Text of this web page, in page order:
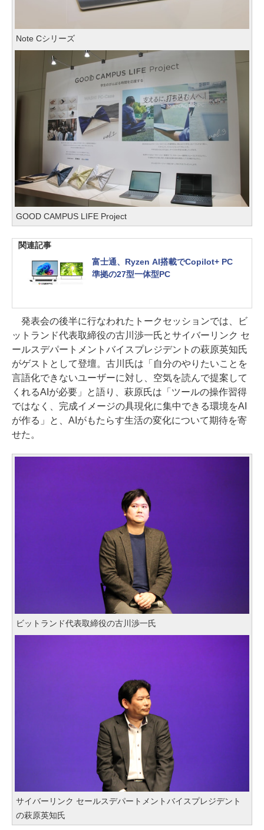
Note Cシリーズ
GOOD CAMPUS LIFE Project
関連記事
富士通、Ryzen AI搭載でCopilot+ PC
準拠の27型一体型PC
発表会の後半に行なわれたトークセッションでは、ビ
ットランド代表取締役の古川渉一氏とサイバーリンク セ
ールスデパートメントバイスプレジデントの萩原英知氏
がゲストとして登壇。古川氏は「自分のやりたいことを
言語化できないユーザーに対し、空気を読んで提案して
くれるAIが必要」と語り、萩原氏は「ツールの操作習得
ではなく、完成イメージの具現化に集中できる環境をAI
が作る」と、AIがもたらす生活の変化について期待を寄
せた。
ビットランド代表取締役の古川渉一氏
サイバーリンク セールスデパートメントバイスプレジデント
の萩原英知氏